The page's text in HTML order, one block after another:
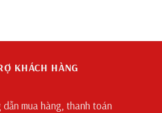
KHÁCH HÀNG
dẫn mua hàng, thanh toán